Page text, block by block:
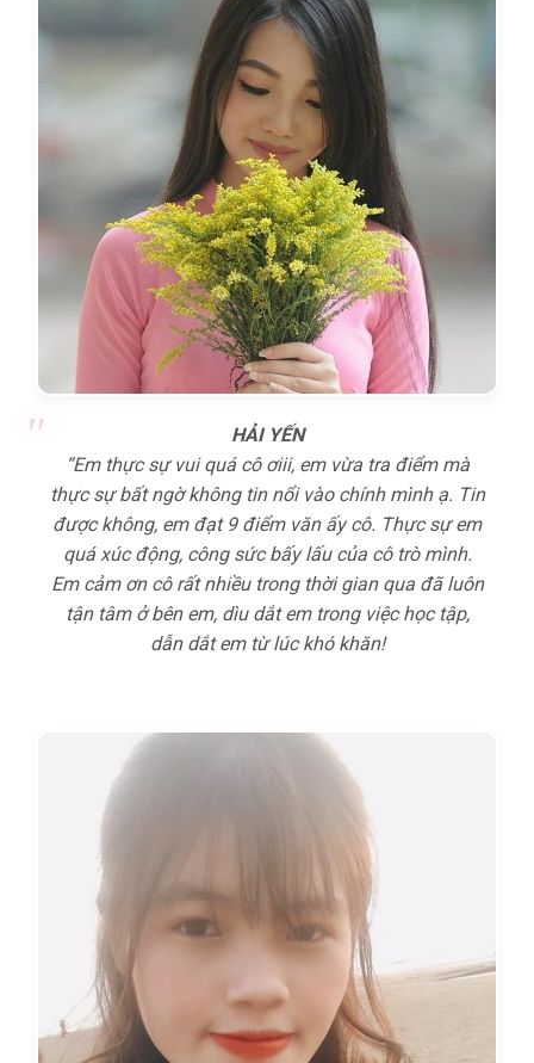
HẢI YẾN
“Em thực sự vui quá cô ơiii, em vừa tra điểm mà
thực sự bất ngờ không tin nổi vào chính mình ạ. Tin
được không, em đạt 9 điểm văn ấy cô. Thực sự em
quá xúc động, công sức bấy lấu của cô trò mình.
Em cảm ơn cô rất nhiều trong thời gian qua đã luôn
tận tâm ở bên em, dìu dắt em trong việc học tập,
dẫn dắt em từ lúc khó khăn!